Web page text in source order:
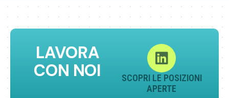
LAVORA
CON NOI
SCOPRI LE POSIZIONI
APERTE